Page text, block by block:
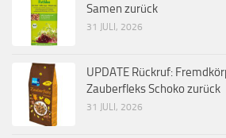
Samen zurück
31 JULI, 2026
UPDATE Rückruf:
Zauberfleks Schoko zurück
31 JULI, 2026